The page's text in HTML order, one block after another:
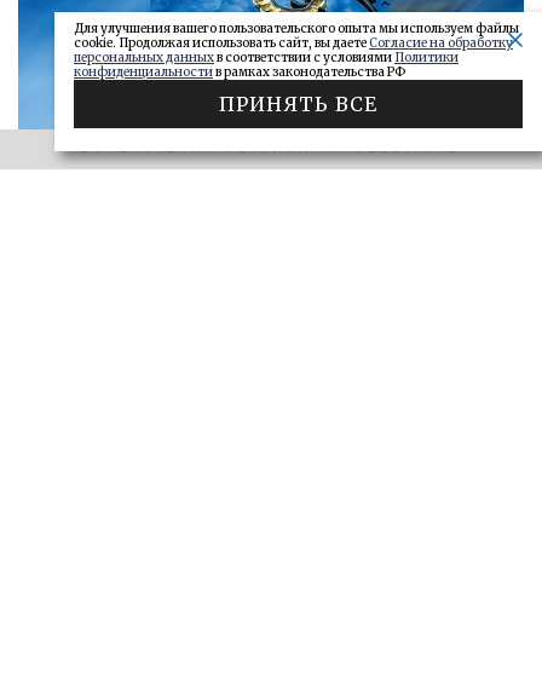
Для улучшения вашего пользовательского опыта мы используем файлы
cookie. Продолжая использовать сайт, вы даетеСогласие на обработку
персональных данныхв соответствии с условиями Политики
конфиденциальностив рамках законодательства РФ
ПРИНЯТЬ ВСЕ
ЭФФЕКТИВНАЯ РЕКЛАМА НА OBOZ.INFO